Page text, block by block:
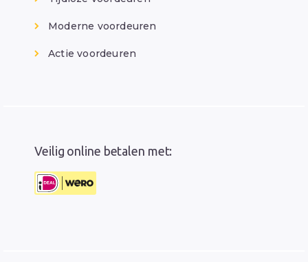
Moderne voordeuren
Actie voordeuren
Veilig online betalen met: